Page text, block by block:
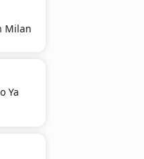
Milan
Ya